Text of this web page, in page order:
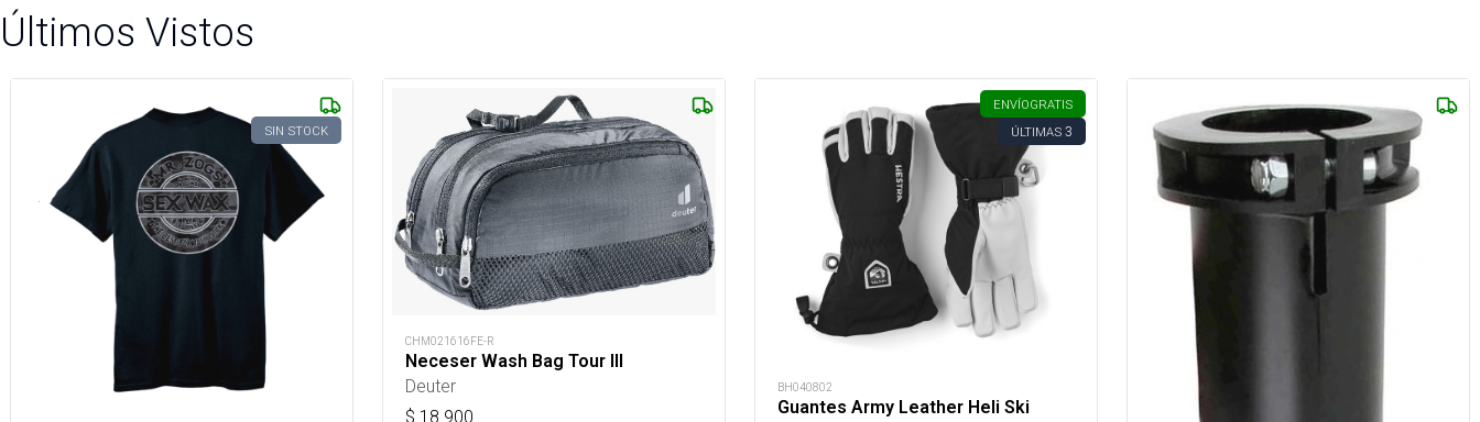
Últimos Vistos
SIN STOCK
CHM021616FE-R
Neceser Wash Bag Tour III
Deuter
$ 18.900
ENVÍOGRATIS
ÚLTIMAS 3
BH040802
Guantes Army Leather Heli Ski